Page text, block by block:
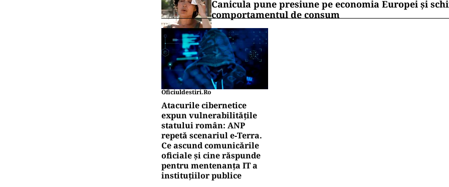
Canicula pune presiune pe economia Europei și
comportamentul de consum
Oficiuldestiri.ro
Atacurile cibernetice
expun vulnerabilitățile
statului român: ANP
repetă scenariul e‑Terra.
Ce ascund comunicările
oficiale și cine răspunde
pentru mentenanța IT a
instituțiilor publice